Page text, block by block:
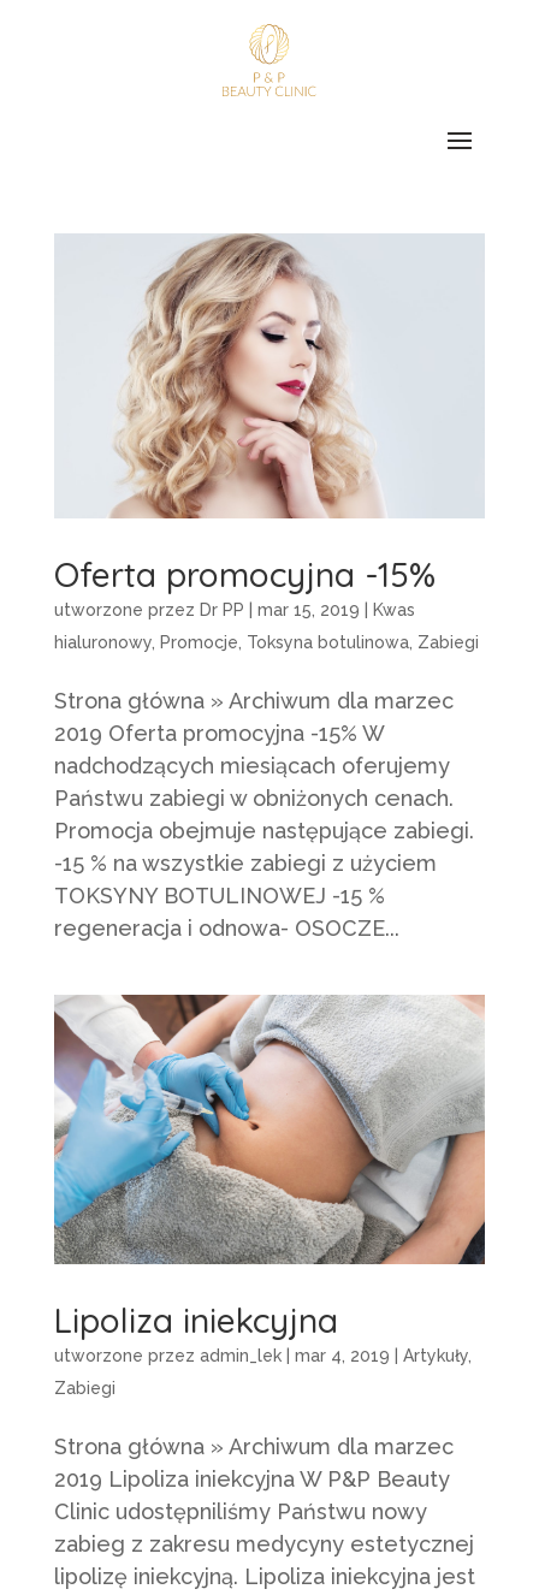
Oferta promocyjna -15%
utworzone przez Dr PP mar 15, 2019
Kwas
hialuronowy, Promocje Toksyna botulinowa, Zabiegi
Strona główna » Archiwum dla marzec
2019 Oferta promocyjna -15% W
nadchodzących miesiącach oferujemy
Państwu zabiegi w obniżonych cenach.
Promocja obejmuje następujące zabiegi.
-15 % na wszystkie zabiegi z użyciem
TOKSYNY BOTULINOWEJ -15 %
regeneracja i odnowa- OSOCZE...
Lipoliza iniekcyjna
utworzone przez admin_lek| mar 4, 2019 Artykuły,
Zabiegi
Strona główna » Archiwum dla marzec
2019 Lipoliza iniekcyjna W P&P Beauty
Clinic udostępniliśmy Państwu nowy
zabieg z zakresu medycyny estetycznej
lipolizę iniekcyjną. Lipoliza iniekcyjna jest